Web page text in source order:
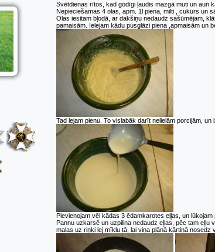
Svētdienas rītos, kad godīgi ļaudis mazgā muti un aun
Nepieciešamas 4 olas, apm. 1l piena, milti , cukurs un
Olas iesitam bļodā, ar dakšiņu nedaudz sašūmējam,
pamaisām. Ielejam kādu pusglāzi piena ,apmaisām un
Tad lejam pienu. To vislabāk darīt nelielām porcijām,
Pievienojam vēl kādas 3 ēdamkarotes eļļas, un lūkojam
Pannu uzkarsē un uzpilina nedaudz eļļas, pēc tam eļļu
malas uz riņķi lej mīklu tā, lai viņa plānā kārtiņā